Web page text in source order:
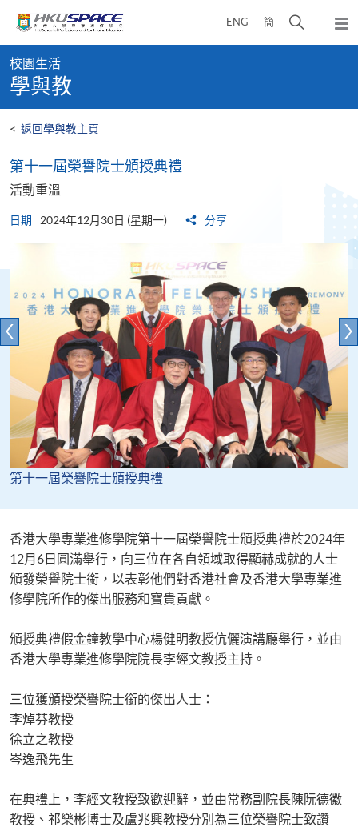
content
ENG 簡
開
彈
出
content
start
校園生活
學與教
< 返回學與教主頁
第十一屆榮譽院士頒授典禮
活動重溫
日期 2024年12月30日 (星期一) 分享
第十一屆榮譽院士頒授典禮
香港大學專業進修學院第十一屆榮譽院士頒授典禮於2024年
12月6日圓滿舉行，向三位在各自領域取得顯赫成就的人士
頒發榮譽院士銜，以表彰他們對香港社會及香港大學專業進
修學院所作的傑出服務和寶貴貢獻。
頒授典禮假金鐘教學中心楊健明教授伉儷演講廳舉行，並由
香港大學專業進修學院院長李經文教授主持。
三位獲頒授榮譽院士銜的傑出人士：
李焯芬教授
徐立之教授
岑逸飛先生
在典禮上，李經文教授致歡迎辭，並由常務副院長陳阮德徽
教授、祁樂彬博士及盧兆興教授分別為三位榮譽院士致讚